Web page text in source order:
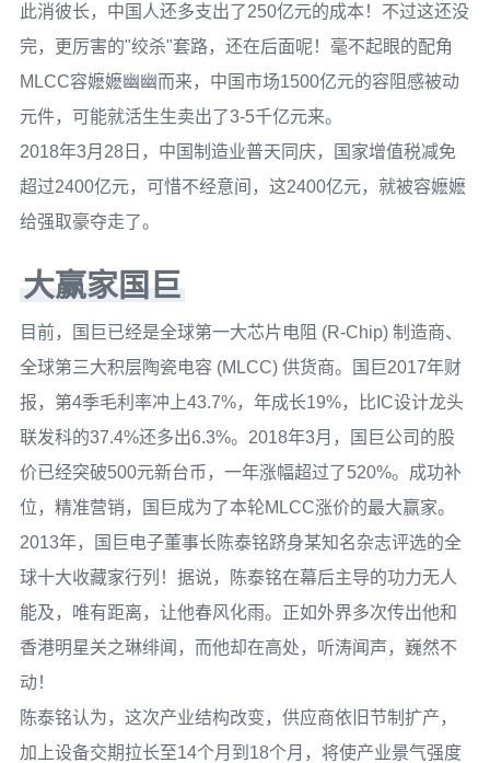
此消彼长，中国人还多支出了250亿元的成本！不过这还没
完，更厉害的"绞杀"套路，还在后面呢！毫不起眼的配角
MLCC容嬷嬷幽幽而来，中国市场1500亿元的容阻感被动
元件，可能就活生生卖出了3-5千亿元来。
2018年3月28日，中国制造业普天同庆，国家增值税减免
超过2400亿元，可惜不经意间，这2400亿元，就被容嬷嬷
给强取豪夺走了。
大赢家国巨
目前，国巨已经是全球第一大芯片电阻 (R-Chip) 制造商、
全球第三大积层陶瓷电容 (MLCC) 供货商。国巨2017年财
报，第4季毛利率冲上43.7%，年成长19%，比IC设计龙头
联发科的37.4%还多出6.3%。2018年3月，国巨公司的股
价已经突破500元新台币，一年涨幅超过了520%。成功补
位，精准营销，国巨成为了本轮MLCC涨价的最大赢家。
2013年，国巨电子董事长陈泰铭跻身某知名杂志评选的全
球十大收藏家行列！据说，陈泰铭在幕后主导的功力无人
能及，唯有距离，让他春风化雨。正如外界多次传出他和
香港明星关之琳绯闻，而他却在高处，听涛闻声，巍然不
动！
陈泰铭认为，这次产业结构改变，供应商依旧节制扩产，
加上设备交期拉长至14个月到18个月，将使产业景气强度